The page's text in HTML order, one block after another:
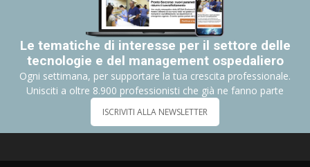
Le tematiche di interesse per il settore delle
tecnologie e del management ospedaliero
Ogni settimana, per supportare la tua crescita professionale.
Unisciti a oltre 8.900 professionisti che già ne fanno parte
ISCRIVITI ALLA NEWSLETTER